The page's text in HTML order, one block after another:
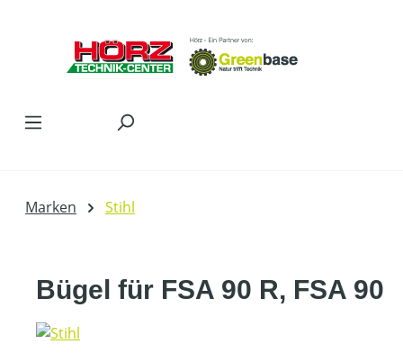
Marken Stihl
Bügel für FSA 90 R, FSA 90